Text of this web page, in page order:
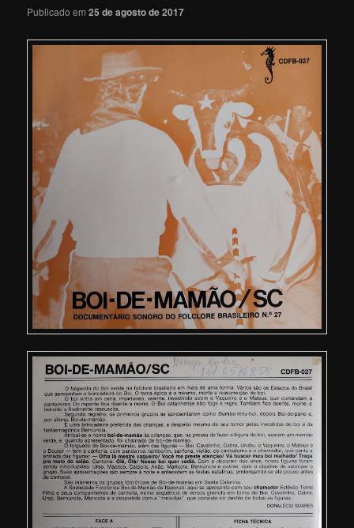
Publicado em25 de agosto de 2017